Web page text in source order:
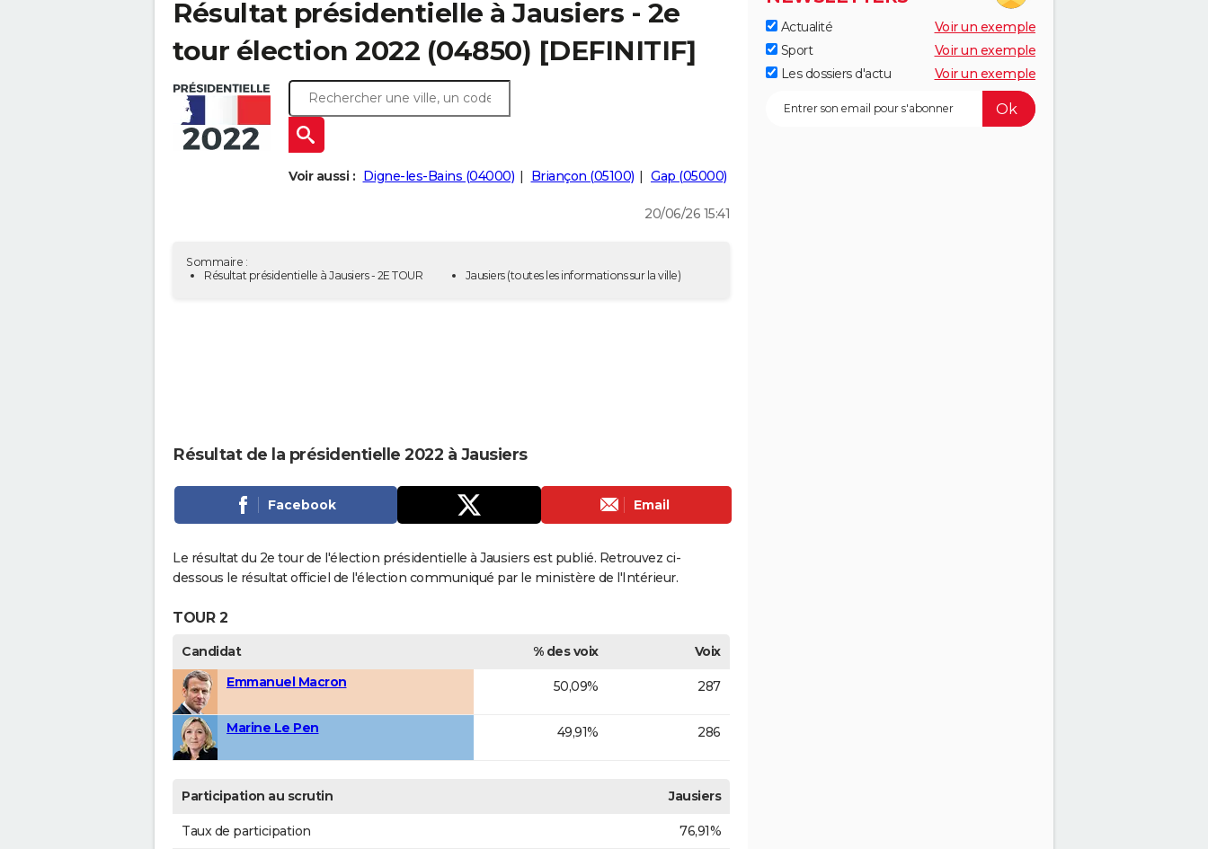
Résultat présidentielle à Jausiers - 2e
tour élection 2022 (04850) [DEFINITIF]
Voir aussi : Digne-les-Bains (04000) Briançon (05100) Gap (05000)
20/06/26 15:41
Sommaire :
Résultat présidentielle à Jausiers - 2E TOUR
Jausiers(toutes les informations sur la ville)
Résultat de la présidentielle 2022 à Jausiers
Facebook Email
Le résultat du 2e tour de l'élection présidentielle à Jausiers est publié. Retrouvez ci-
dessous le résultat officiel de l'élection communiqué par le ministère de l'Intérieur.
TOUR 2
Candidat % des voix
Voix
Emmanuel Macron
50,09% 287
Marine Le Pen 49,91% 286
Participation au scrutin Jausiers
Taux de participation 76,91%
Actualité
Voir un exemple
Sport
Voir un exemple
Les dossiers d'actu
Voir un exemple